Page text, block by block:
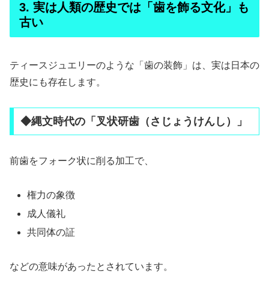
3. 実は人類の歴史では「歯を飾る文化」も
古い
ティースジュエリーのような「歯の装飾」は、実は日本の
歴史にも存在します。
◆縄文時代の「叉状研歯（さじょうけんし）」
前歯をフォーク状に削る加工で、
権力の象徴
成人儀礼
共同体の証
などの意味があったとされています。